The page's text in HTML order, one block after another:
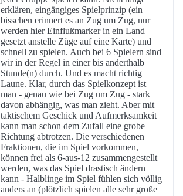
erklären, eingängiges Spielprinzip (ein
bisschen erinnert es an Zug um Zug, nur
werden hier Einflußmarker in ein Land
gesetzt anstelle Züge auf eine Karte) und
schnell zu spielen. Auch bei 6 Spielern sind
wir in der Regel in einer bis anderthalb
Stunde(n) durch. Und es macht richtig
Laune. Klar, durch das Spielkonzept ist
man - genau wie bei Zug um Zug - stark
davon abhängig, was man zieht. Aber mit
taktischem Geschick und Aufmerksamkeit
kann man schon dem Zufall eine grobe
Richtung abtrotzen. Die verschiedenen
Fraktionen, die im Spiel vorkommen,
können frei als 6-aus-12 zusammengestellt
werden, was das Spiel drastisch ändern
kann - Halblinge im Spiel fühlen sich völlig
anders an (plötzlich spielen alle sehr große